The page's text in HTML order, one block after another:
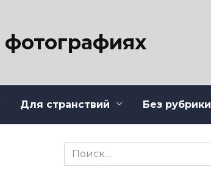
фотографиях
Для странствий Без рубрики
Search
for: